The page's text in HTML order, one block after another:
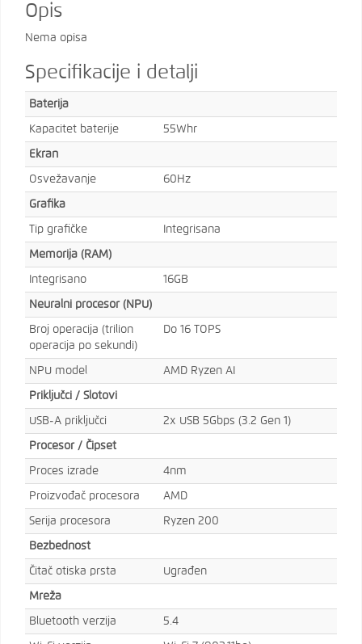
Opis
Nema opisa
Specifikacije i detalji
Baterija
Kapacitet baterije 55Whr
Ekran
Osvežavanje 60Hz
Grafika
Tip grafičke Integrisana
Memorija (RAM)
Integrisano 16GB
Neuralni procesor (NPU)
Broj operacija (trilion
operacija po sekundi)
Do 16 TOPS
NPU model AMD Ryzen AI
Priključci / Slotovi
USB-A priključci 2x USB 5Gbps (3.2 Gen 1)
Procesor / Čipset
Proces izrade 4nm
Proizvođač procesora AMD
Serija procesora Ryzen 200
Bezbednost
Čitač otiska prsta Ugrađen
Mreža
Bluetooth verzija 5.4